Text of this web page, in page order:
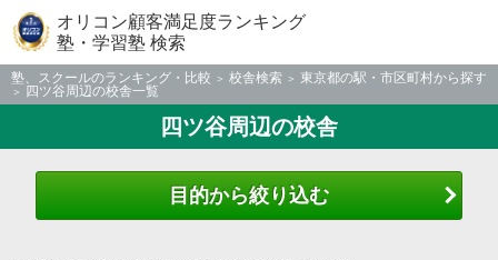
オリコン顧客満足度ランキング
塾・学習塾 検索
塾、スクールのランキング・比較 校舎検索
東京都の駅・市区町村から探す
四ツ谷周辺の校舎一覧
四ツ谷周辺の校舎
目的から絞り込む